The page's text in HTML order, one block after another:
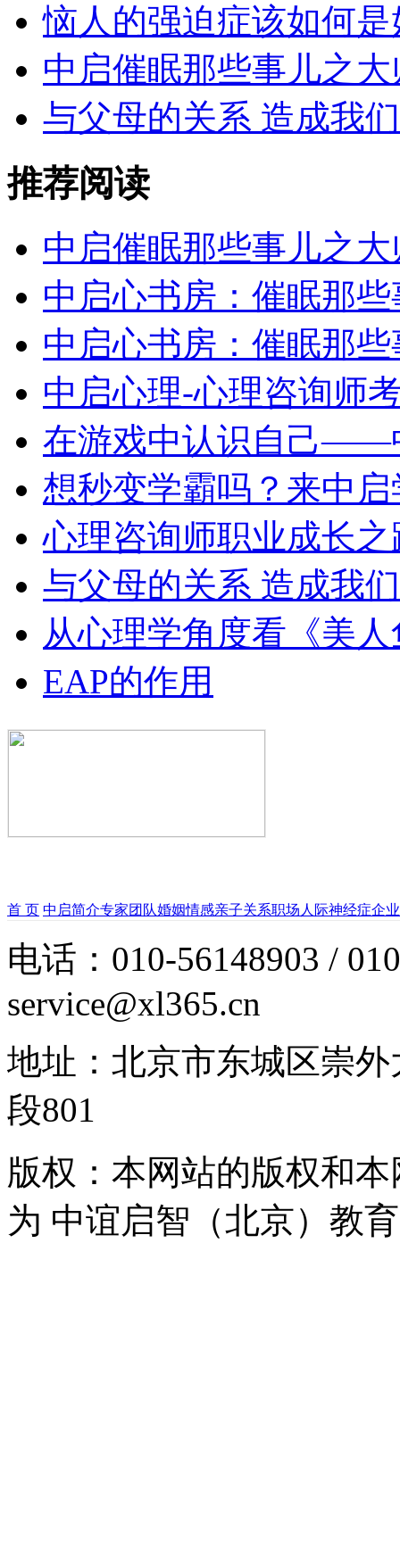
恼人的强迫症该如何是
中启催眠那些事儿之
与父母的关系 造成我
推荐阅读
中启催眠那些事儿之
中启心书房：催眠那
中启心书房：催眠那
中启心理-心理咨询师
在游戏中认识自己——
想秒变学霸吗？来中
心理咨询师职业成长
与父母的关系 造成我
从心理学角度看《美
EAP的作用
首 页 中启简介专家团队婚姻情感亲子关系职场人际神经症企
电话：010-56148903 /
service@xl365.cn
地址：北京市东城区崇
段801
版权：本网站的版权和
为 中谊启智（北京）教